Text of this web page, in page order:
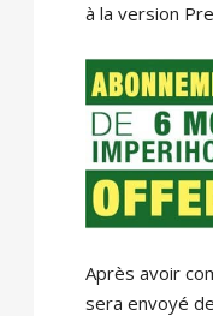
à la version
Après avoir
sera envoyé